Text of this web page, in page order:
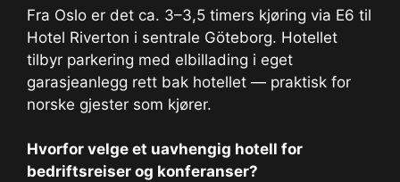
Fra Oslo er det ca. 3–3,5 timers kjøring via E6 til
Hotel Riverton i sentrale Göteborg. Hotellet
tilbyr parkering med elbillading i eget
garasjeanlegg rett bak hotellet — praktisk for
norske gjester som kjører.
Hvorfor velge et uavhengig hotell for
bedriftsreiser og konferanser?